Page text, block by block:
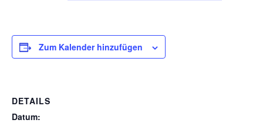
Zum Kalender hinzufügen
DETAILS
Datum: